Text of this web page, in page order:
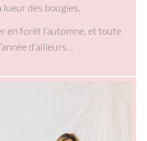
lueur des bougies,
en forêt l’automne, et toute
d’ailleurs…